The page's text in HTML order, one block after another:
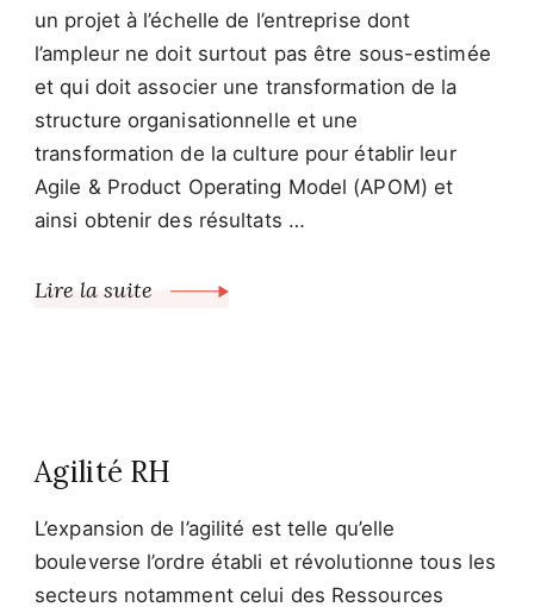
un projet à l’échelle de l’entreprise dont
l’ampleur ne doit surtout pas être sous-estimée
et qui doit associer une transformation de la
structure organisationnelle et une
transformation de la culture pour établir leur
Agile & Product Operating Model (APOM) et
ainsi obtenir des résultats …
Lire la suite
Agilité RH
L’expansion de l’agilité est telle qu’elle
bouleverse l’ordre établi et révolutionne tous les
secteurs notamment celui des Ressources